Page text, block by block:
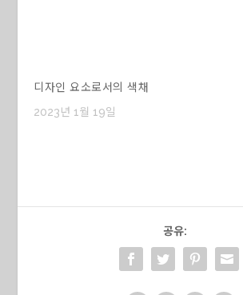
디자인 요소로서의 색채
2023년 1월 19일
공유: